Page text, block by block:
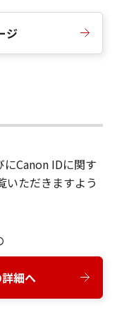
ジ
Canon IDに関す
いただきますよう
細へ